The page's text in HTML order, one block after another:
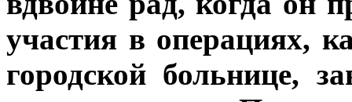
участия в операциях,
городской больнице,